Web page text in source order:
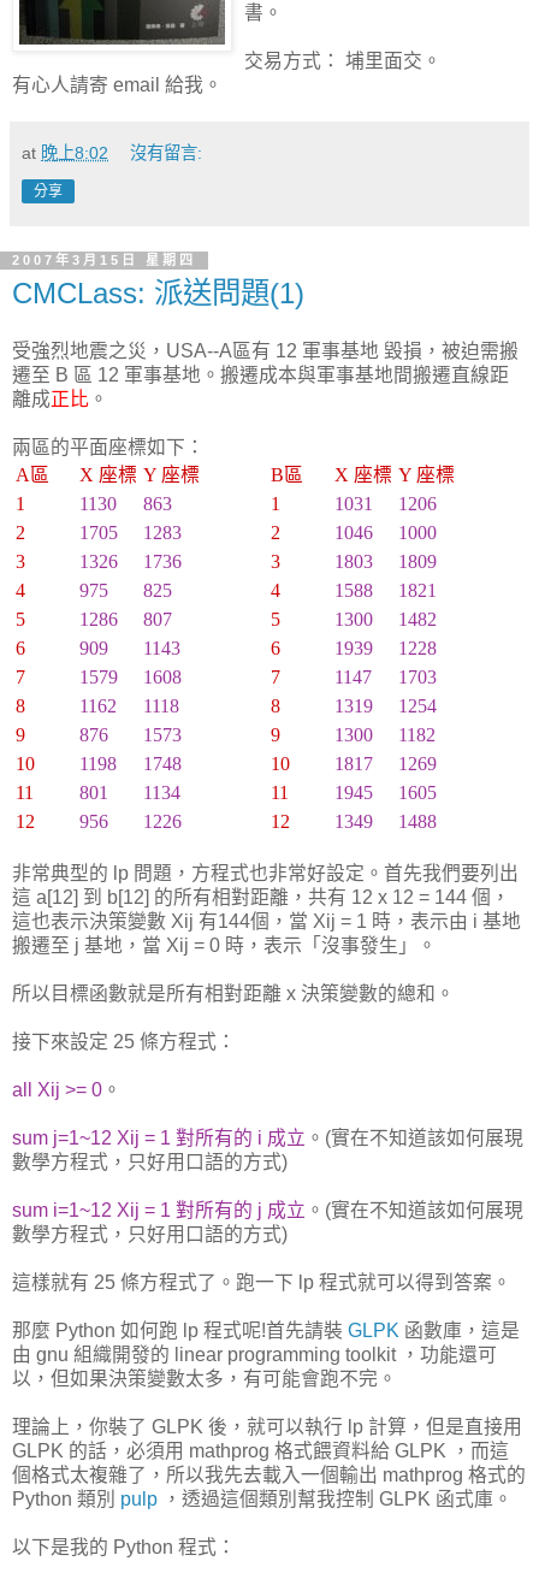
書。
交易方式： 埔里面交。
有心人請寄 email 給我。
at 晚上8:02 沒有留言:
分享
2007年3月15日 星期四
CMCLass: 派送問題(1)
受強烈地震之災，USA--A區有 12 軍事基地 毀損，被迫需搬
遷至 B 區 12 軍事基地。搬遷成本與軍事基地間搬遷直線距
離成正比 。
兩區的平面座標如下：
A區
X 座標 Y 座標 B區 X 座標 Y 座標
1
1130 863 1 1031
1206
2
1705 1283 2 1046
1000
3
1326 1736 3 1803
1809
4
975 825 4 1588
1821
5
1286 807 5 1300
1482
6
909 1143 6 1939
1228
7
1579 1608 7 1147
1703
8
1162 1118 8 1319
1254
9
876 1573 9 1300
1182
10
1198 1748 10 1817
1269
11
801 1134 11 1945
1605
12
956 1226 12 1349 1488
非常典型的 lp 問題，方程式也非常好設定。首先我們要列出
這 a[12] 到 b[12] 的所有相對距離，共有 12 x 12 = 144 個，
這也表示決策變數 Xij 有144個，當 Xij = 1 時，表示由 i 基地
搬遷至 j 基地，當 Xij = 0 時，表示「沒事發生」。
所以目標函數就是所有相對距離 x 決策變數的總和。
接下來設定 25 條方程式：
all Xij >= 0 。
sum j=1~12 Xij = 1 對所有的 i 成立 。(實在不知道該如何展現
數學方程式，只好用口語的方式)
sum i=1~12 Xij = 1 對所有的 j 成立 。(實在不知道該如何展現
數學方程式，只好用口語的方式)
這樣就有 25 條方程式了。跑一下 lp 程式就可以得到答案。
那麼 Python 如何跑 lp 程式呢!首先請裝 GLPK 函數庫，這是
由 gnu 組織開發的 linear programming toolkit ，功能還可
以，但如果決策變數太多，有可能會跑不完。
理論上，你裝了 GLPK 後，就可以執行 lp 計算，但是直接用
GLPK 的話，必須用 mathprog 格式餵資料給 GLPK ，而這
個格式太複雜了，所以我先去載入一個輸出 mathprog 格式的
Python 類別 pulp ，透過這個類別幫我控制 GLPK 函式庫。
以下是我的 Python 程式：